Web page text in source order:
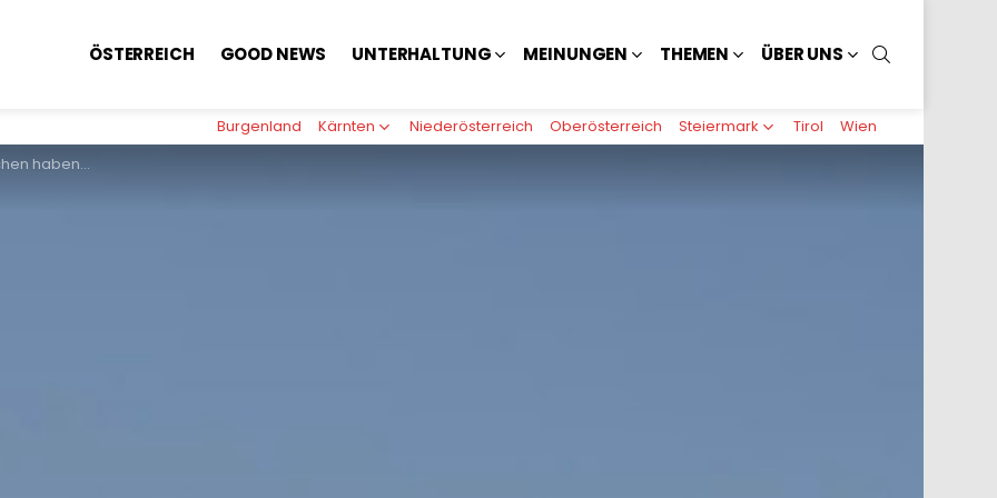
ÖSTERREICH GOOD NEWS UNTERHALTUNG MEINUNGEN THEMEN ÜBER UNS
Burgenland Kärnten Niederösterreich Oberösterreich Steiermark Tirol
Wien
630.000€ Steuern zu erlassen